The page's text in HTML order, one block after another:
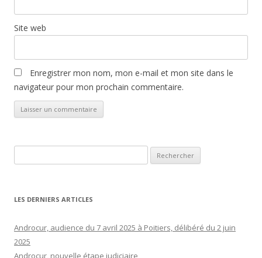
Site web
Enregistrer mon nom, mon e-mail et mon site dans le
navigateur pour mon prochain commentaire.
LES DERNIERS ARTICLES
Androcur, audience du 7 avril 2025 à Poitiers, délibéré du 2 juin
2025
Androcur, nouvelle étape judiciaire